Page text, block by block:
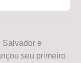
Salvador e
seu primeiro